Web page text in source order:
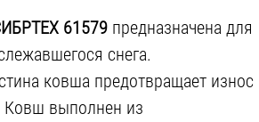
61579 предназначена для
снега.
ковша предотвращает износ
Ковш выполнен из